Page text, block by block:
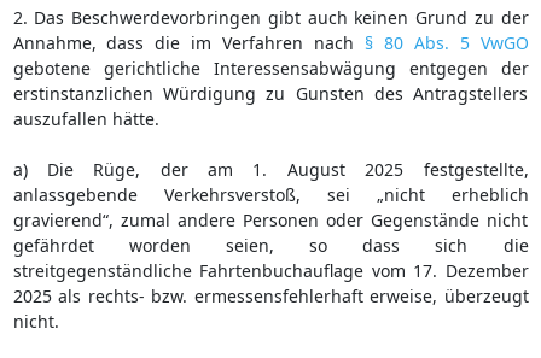
2. Das Beschwerdevorbringen gibt auch keinen Grund zu der
Annahme, dass die im Verfahren nach § 80 Abs. 5 VwGO
gebotene gerichtliche Interessensabwägung entgegen der
erstinstanzlichen Würdigung zu Gunsten des Antragstellers
auszufallen hätte.
a) Die Rüge, der am 1. August 2025 festgestellte,
anlassgebende Verkehrsverstoß, sei „nicht erheblich
gravierend“, zumal andere Personen oder Gegenstände nicht
gefährdet worden seien, so dass sich die
streitgegenständliche Fahrtenbuchauflage vom 17. Dezember
2025 als rechts- bzw. ermessensfehlerhaft erweise, überzeugt
nicht.